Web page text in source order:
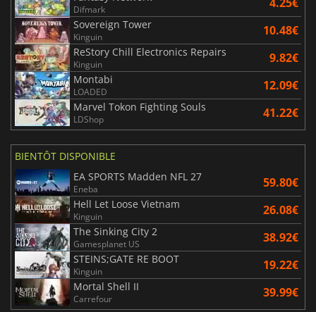
Difmark
Sovereign Tower
Kinguin 10.48€
ReStory Chill Electronics Repairs
Kinguin 9.82€
Montabi
LOADED 12.09€
Marvel Tokon Fighting Souls
LDShop 41.22€
BIENTÔT DISPONIBLE
EA SPORTS Madden NFL 27
Eneba 59.80€
Hell Let Loose Vietnam
Kinguin 26.08€
The Sinking City 2
Gamesplanet US 38.92€
STEINS;GATE RE BOOT
Kinguin 19.22€
Mortal Shell II
Carrefour 39.99€